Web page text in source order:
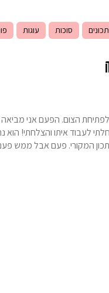
סוכות עוגות
לפתיחת הצום. הפעם אני
לעבוד איתו והצלחתי! הוא
המקורי. פעם אבל ממש